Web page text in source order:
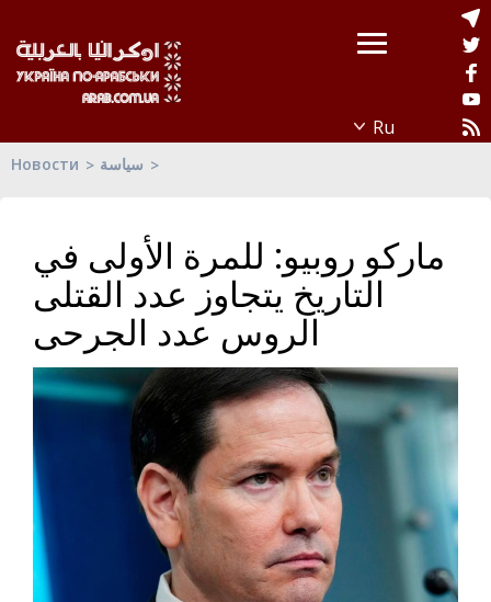
Новости سياسة
ماركو روبيو: للمرة الأولى في
التاريخ يتجاوز عدد القتلى
الروس عدد الجرحى